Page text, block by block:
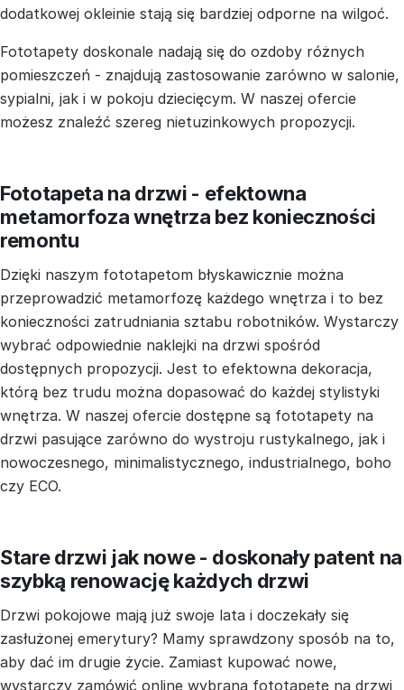
dodatkowej okleinie stają się bardziej odporne na wilgoć.
Fototapety doskonale nadają się do ozdoby różnych
pomieszczeń - znajdują zastosowanie zarówno w salonie,
sypialni, jak i w pokoju dziecięcym. W naszej ofercie
możesz znaleźć szereg nietuzinkowych propozycji.
Fototapeta na drzwi - efektowna
metamorfoza wnętrza bez konieczności
remontu
Dzięki naszym fototapetom błyskawicznie można
przeprowadzić metamorfozę każdego wnętrza i to bez
konieczności zatrudniania sztabu robotników. Wystarczy
wybrać odpowiednie naklejki na drzwi spośród
dostępnych propozycji. Jest to efektowna dekoracja,
którą bez trudu można dopasować do każdej stylistyki
wnętrza. W naszej ofercie dostępne są fototapety na
drzwi pasujące zarówno do wystroju rustykalnego, jak i
nowoczesnego, minimalistycznego, industrialnego, boho
czy ECO.
Stare drzwi jak nowe - doskonały patent na
szybką renowację każdych drzwi
Drzwi pokojowe mają już swoje lata i doczekały się
zasłużonej emerytury? Mamy sprawdzony sposób na to,
aby dać im drugie życie. Zamiast kupować nowe,
wystarczy zamówić online wybraną fototapetę na drzwi